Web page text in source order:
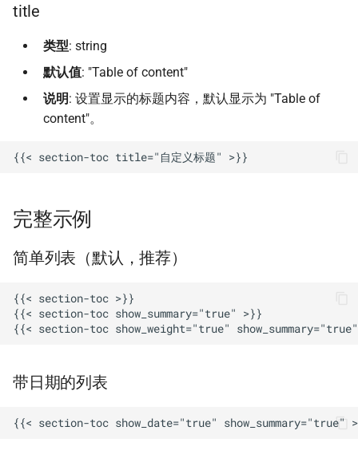
title
类型: string
默认值: "Table of content"
说明: 设置显示的标题内容，默认显示为 "Table of
content"。
完整示例
简单列表（默认，推荐）
{{< section-toc >}}
{{< section-toc show_summary="true" >}}
带日期的列表